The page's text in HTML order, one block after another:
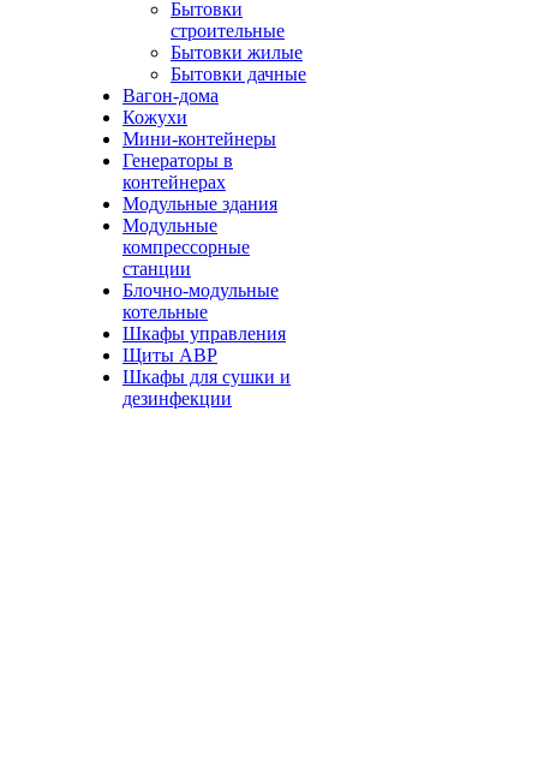
Бытовки
строительные
Бытовки жилые
Бытовки дачные
Вагон-дома
Кожухи
Мини-контейнеры
Генераторы в
контейнерах
Модульные здания
Модульные
компрессорные
станции
Блочно-модульные
котельные
Шкафы управления
Щиты АВР
Шкафы для сушки и
дезинфекции